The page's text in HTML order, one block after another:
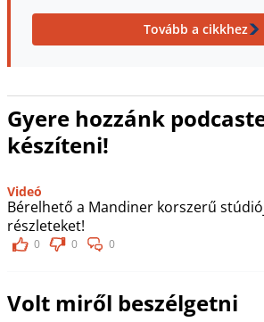
Tovább a cikkhez
Gyere hozzánk
készíteni!
Videó
Bérelhető a Mandiner korszerű
részleteket!
0 0 0
Volt miről beszélgetni